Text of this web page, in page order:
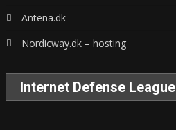
Antena.dk
Nordicway.dk – hosting
Internet Defense League